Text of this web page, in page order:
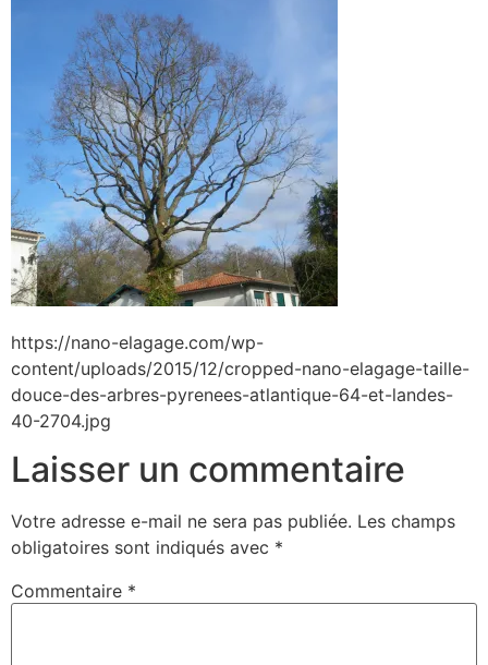
https://nano-elagage.com/wp-
content/uploads/2015/12/cropped-nano-elagage-taille-
douce-des-arbres-pyrenees-atlantique-64-et-landes-
40-2704.jpg
Laisser un commentaire
Votre adresse e-mail ne sera pas publiée. Les champs
obligatoires sont indiqués avec *
Commentaire *